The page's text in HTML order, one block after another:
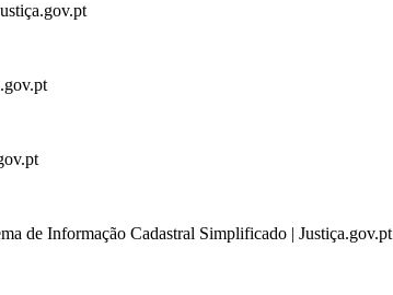
de Informação Cadastral Simplificado | Justiça.gov.pt